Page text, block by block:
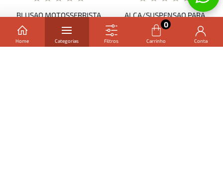
BLUSAO MOTOSSERRISTA
10 CAMADAS BOP 100
CA46231 - ...
ALCA/SUSPENSAO PARA
ROCADEIRA LARANJA -
01477
Home Categorias Filtros Carrinho
0
Conta
CONTINUAR E FECHAR